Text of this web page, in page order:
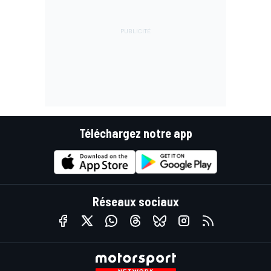
Téléchargez notre app
Réseaux sociaux